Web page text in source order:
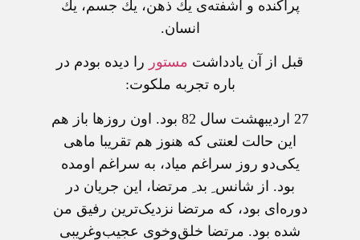
پراكنده و آشفته‌ی یك ذهن، یك جسم، یك
انسان.
قبل از آن يادداشت مستور را ديده بودم در
باره تجربه ملکوت:
27 اردیبهشت سال 82 بود. اون روزها باز هم
این حالت لعنتی که هنوز هم تقریبا ماهی
یکی‌دو روز سراغم میاد، به سراغم اومده
بود. از شانس ِ بد ِ مرتضا، این جریان در
دوره‌ای بود، که مرتضا نزدیک‌ترین رفیق من
شده بود. مرتضا خلق‌وخوی عجیب‌وغریبی